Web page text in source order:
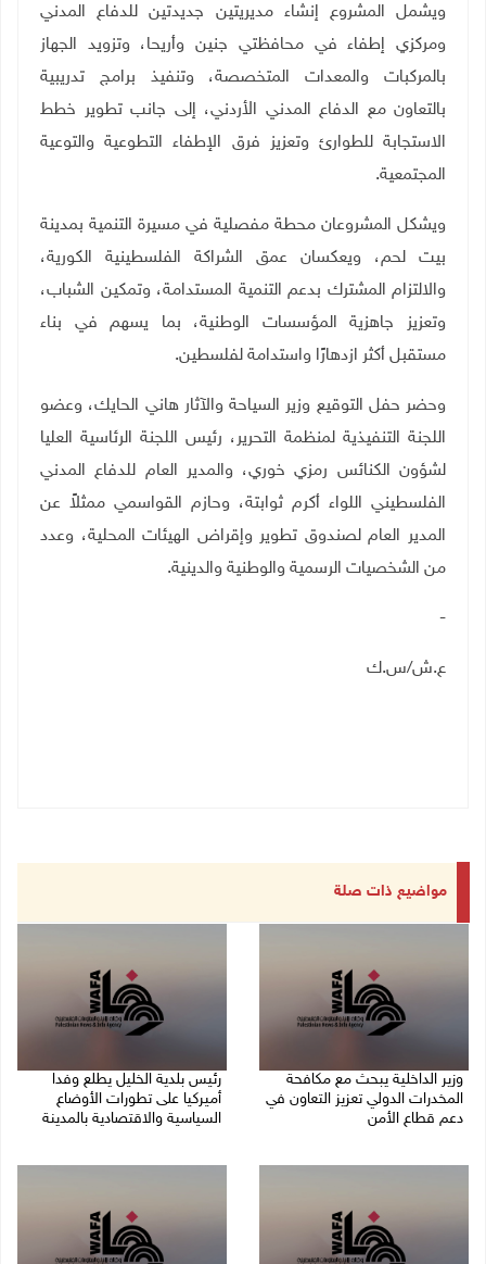
ويشمل المشروع إنشاء مديريتين جديدتين للدفاع المدني
ومركزي إطفاء في محافظتي جنين وأريحا، وتزويد الجهاز
بالمركبات والمعدات المتخصصة، وتنفيذ برامج تدريبية
بالتعاون مع الدفاع المدني الأردني، إلى جانب تطوير خطط
الاستجابة للطوارئ وتعزيز فرق الإطفاء التطوعية والتوعية
المجتمعية.
ويشكل المشروعان محطة مفصلية في مسيرة التنمية بمدينة
بيت لحم، ويعكسان عمق الشراكة الفلسطينية الكورية،
والالتزام المشترك بدعم التنمية المستدامة، وتمكين الشباب،
وتعزيز جاهزية المؤسسات الوطنية، بما يسهم في بناء
مستقبل أكثر ازدهارًا واستدامة لفلسطين.
وحضر حفل التوقيع وزير السياحة والآثار هاني الحايك، وعضو
اللجنة التنفيذية لمنظمة التحرير، رئيس اللجنة الرئاسية العليا
لشؤون الكنائس رمزي خوري، والمدير العام للدفاع المدني
الفلسطيني اللواء أكرم ثوابتة، وحازم القواسمي ممثلاً عن
المدير العام لصندوق تطوير وإقراض الهيئات المحلية، وعدد
من الشخصيات الرسمية والوطنية والدينية.
-
ع.ش/س.ك
مواضيع ذات صلة
وزير الداخلية يبحث مع مكافحة
المخدرات الدولي تعزيز التعاون في
دعم قطاع الأمن
رئيس بلدية الخليل يطلع وفدا
أميركيا على تطورات الأوضاع
السياسية والاقتصادية بالمدينة